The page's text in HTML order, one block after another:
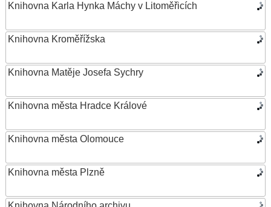
Knihovna Karla Hynka Máchy v Litoměřicích
Knihovna Kroměřížska
Knihovna Matěje Josefa Sychry
Knihovna města Hradce Králové
Knihovna města Olomouce
Knihovna města Plzně